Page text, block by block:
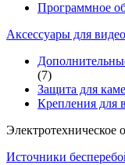
Программное
Аксессуары для
(7)
Защита для
Крепления для
Электротехническое
Источники